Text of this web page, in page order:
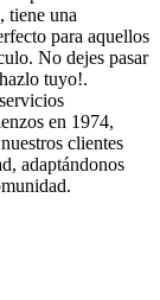
tiene una
para aquellos
No dejes pasar
tuyo!.
en 1974,
clientes
adaptándonos